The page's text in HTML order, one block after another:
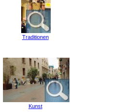
Traditionen
Kunst